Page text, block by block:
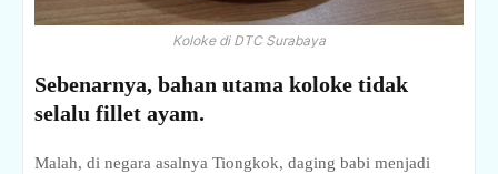
Koloke di DTC Surabaya
Sebenarnya, bahan utama koloke tidak
selalu fillet ayam.
Malah, di negara asalnya Tiongkok, daging babi menjadi